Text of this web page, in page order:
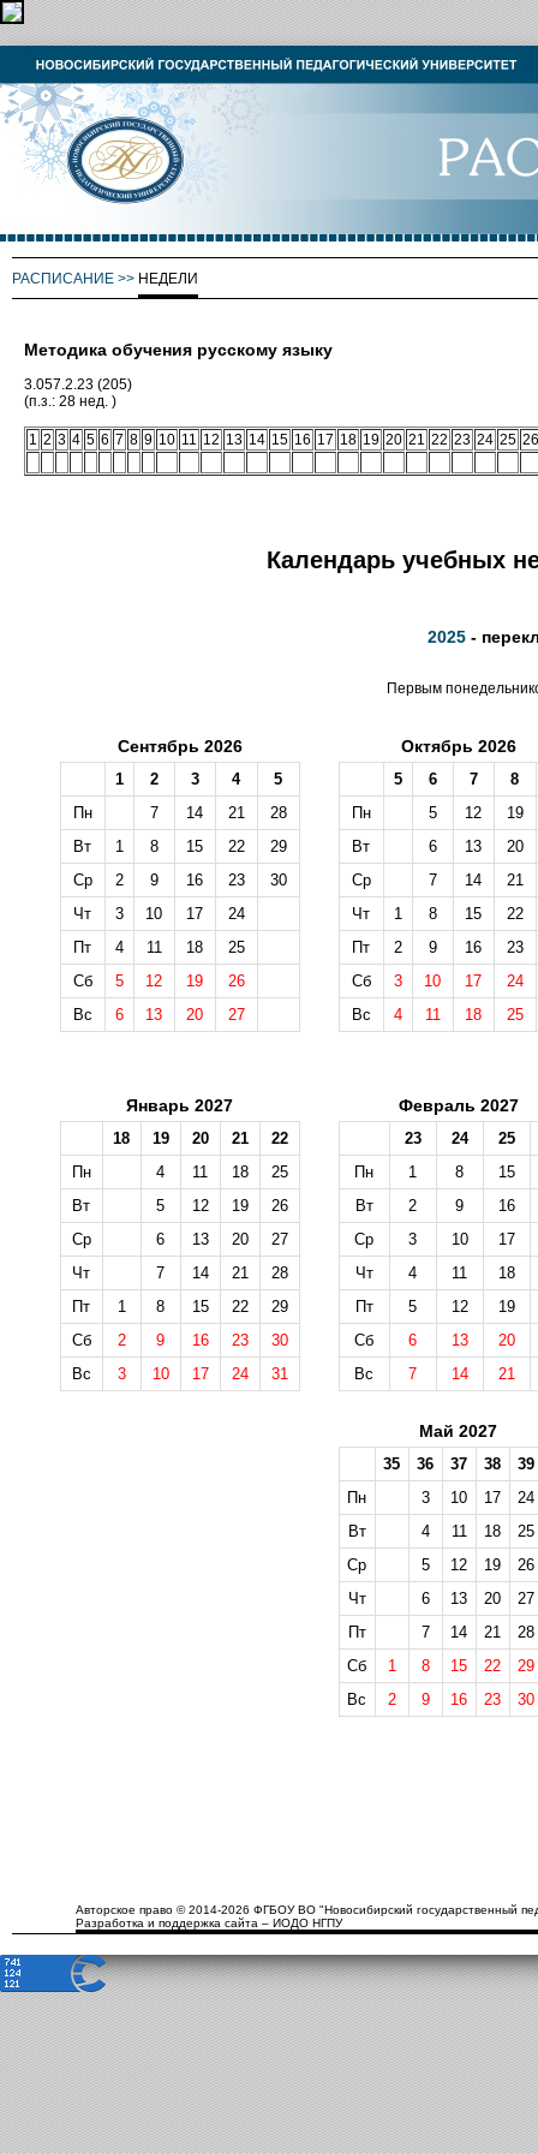
РАСПИСАНИЕ >> НЕДЕЛИ
Методика обучения русскому языку
3.057.2.23 (205)
(п.з.: 28 нед. )
1 2 3 4 5 6 7 8 9 10 11 12 13 14 15 16 17 18 19 20 21 22 23 24 25 26
Календарь учебных
2025 -
Первым
Сентябрь 2026
1 2 3 4
5
Пн
7 14 21
28
Вт
1 8 15 22
29
Ср
2 9 16 23
30
Чт
3 10 17
24
Пт
4 11 18
25
Сб
5 12 19
26
Вс
6 13 20 27
Октябрь 2026
5 6 7
8
Пн
5 12
19
Вт
6 13
20
Ср
7 14
21
Чт
1 8 15
22
Пт
2 9 16
23
Сб
3 10 17
24
Вс
4 11 18 25
Январь 2027
18 19 20 21
22
Пн
4 11 18
25
Вт
5 12 19
26
Ср
6 13 20
27
Чт
7 14 21
28
Пт
1 8 15 22
29
Сб
2 9 16 23
30
Вс
3 10 17 24 31
Февраль 2027
23 24
25
Пн
1 8
15
Вт
2 9
16
Ср
3 10
17
Чт
4 11
18
Пт
5 12
19
Сб
6 13
20
Вс
7 14 21
Май 2027
35 36 37 38
39
Пн
3 10 17
24
Вт
4 11 18
25
Ср
5 12 19
26
Чт
6 13 20
27
Пт
7 14 21
28
Сб
1 8 15 22
29
Вс
2 9 16 23 30
Авторское право © 2014-2026 ФГБОУ ВО "Новосибирский государственный
Разработка и поддержка сайта – ИОДО НГПУ